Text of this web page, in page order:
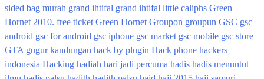
sided bag murah grand ihtifal grand ihtifal little caliphs Green
Hornet 2010. free ticket Green Hornet Groupon groupun GSC gsc
android gsc for android gsc iphone gsc market gsc mobile gsc store
GTA gugur kandungan hack by plugin Hack phone hackers
indonesia Hacking hadiah hari jadi percuma hadis hadis menuntut